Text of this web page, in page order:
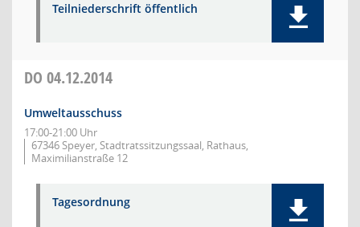
Teilniederschrift öffentlich
DO 04.12.2014
Umweltausschuss
17:00-21:00 Uhr
67346 Speyer, Stadtratssitzungssaal, Rathaus,
Maximilianstraße 12
Tagesordnung